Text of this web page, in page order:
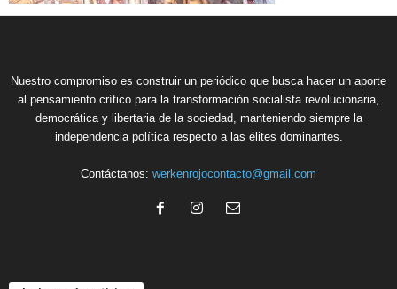
Nuestro compromiso es construir un periódico que busca hacer un aporte
al pensamiento crítico para la transformación socialista revolucionaria,
democrática y libertaria de la sociedad, manteniendo siempre la
independencia política respecto a las élites dominantes.
Contáctanos: werkenrojocontacto@gmail.com